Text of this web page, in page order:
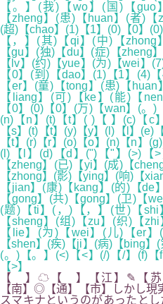
【。】(我)【wo】(国)【
【zheng】(患)【huan】(者)
(超)【chao】(1)【1】(0)【0】
【，】(其)【qi】(中)【
【gu】(独)【du】(症)【zheng
【lv】(约)【yue】(为)【wei
【0】(到)【dao】(1)【1】(4)
【er】(童)【tong】(患)【
【liang】(可)【ke】(能)【
【0】(0)【0】(万)【wan】(。)
(n)【n】(t)【t】( )【 】(c)【c
【s】(t)【t】(y)【y】(l)【l】(e)
【t】(r)【r】(o)【o】(n)【n】
(l)【l】(d)【d】(")【"】(>)【
【zheng】(已)【yi】(成)【
【zhong】(影)【ying】(响)【
【jian】(康)【kang】(的)【
【gong】(共)【gong】(卫)【
(题)【ti】(，)【，】(世)【
【sheng】(组)【zu】(织)【
【lie】(为)【wei】(儿)【er
【shen】(疾)【ji】(病)【bing】
(。)【。】(<)【<】(/)【/】(f)
【>】
【 】☁【 】【江】✎【
【南】◎【通】【市】しかし現
スマキナというのがあったと